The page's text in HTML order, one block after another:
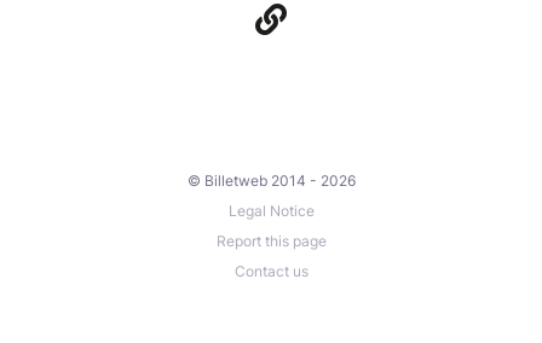
© Billetweb 2014 - 2026
Legal Notice
Report this page
Contact us